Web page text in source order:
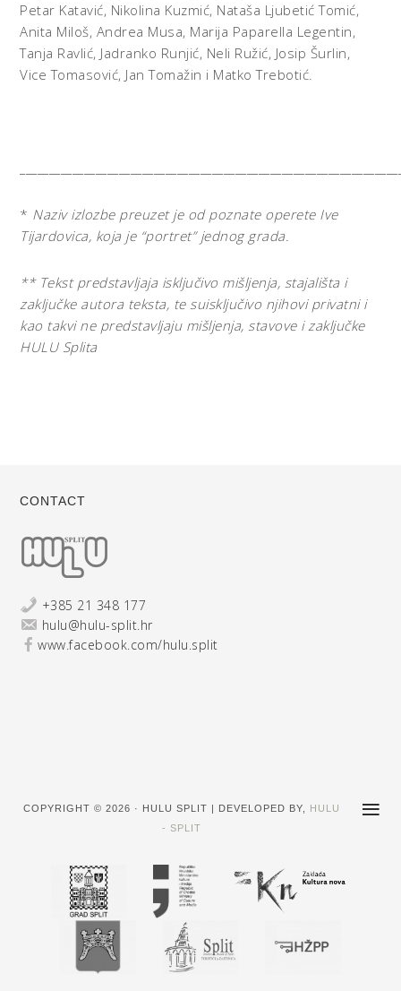
Petar Katavić, Nikolina Kuzmić, Nataša Ljubetić Tomić,
Anita Miloš, Andrea Musa, Marija Paparella Legentin,
Tanja Ravlić, Jadranko Runjić, Neli Ružić, Josip Šurlin,
Vice Tomasović, Jan Tomažin i Matko Trebotić.
* Naziv izlozbe preuzet je od poznate operete Ive
Tijardovica, koja je “portret” jednog grada.
** Tekst predstavljaja isključivo mišljenja, stajališta i
zaključke autora teksta, te suisključivo njihovi privatni i
kao takvi ne predstavljaju mišljenja, stavove i zaključke
HULU Splita
CONTACT
+385 21 348 177
hulu@hulu-split.hr
www.facebook.com/hulu.split
COPYRIGHT © 2026 · HULU SPLIT | DEVELOPED BY,
HULU
- SPLIT